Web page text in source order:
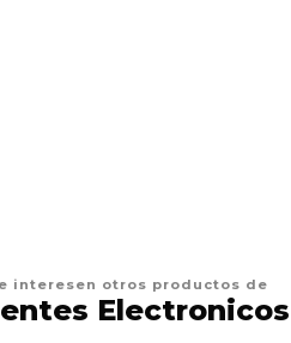
interesen otros productos de
Electronicos